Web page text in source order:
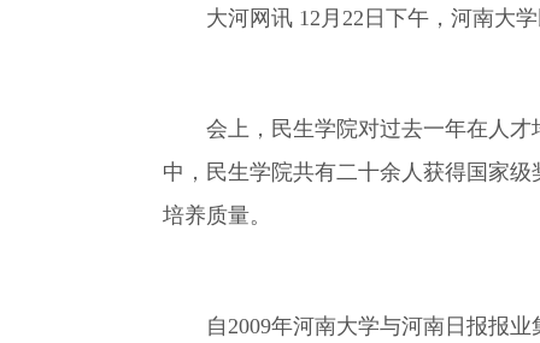
大河网讯 12月22日下午，河南大
会上，民生学院对过去一年在人
中，民生学院共有二十余人获得国家
培养质量。
自2009年河南大学与河南日报报